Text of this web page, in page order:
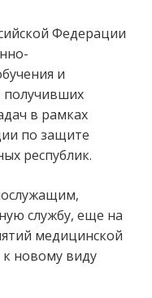
Федерации
и
получивших
в рамках
по защите
республик.
службу, еще на
медицинской
к новому виду